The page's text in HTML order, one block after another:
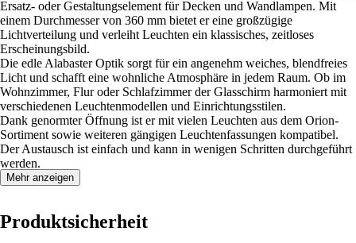
Ersatz- oder Gestaltungselement für Decken und Wandlampen. Mit
einem Durchmesser von 360 mm bietet er eine großzügige
Lichtverteilung und verleiht Leuchten ein klassisches, zeitloses
Erscheinungsbild.
Die edle Alabaster Optik sorgt für ein angenehm weiches, blendfreies
Licht und schafft eine wohnliche Atmosphäre in jedem Raum. Ob im
Wohnzimmer, Flur oder Schlafzimmer der Glasschirm harmoniert mit
verschiedenen Leuchtenmodellen und Einrichtungsstilen.
Dank genormter Öffnung ist er mit vielen Leuchten aus dem Orion-
Sortiment sowie weiteren gängigen Leuchtenfassungen kompatibel.
Der Austausch ist einfach und kann in wenigen Schritten durchgeführt
werden.
Mehr anzeigen
Produktsicherheit